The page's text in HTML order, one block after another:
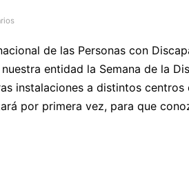
de las Personas con
entidad la Semana de la
instalaciones a distintos centros
por primera vez, para que